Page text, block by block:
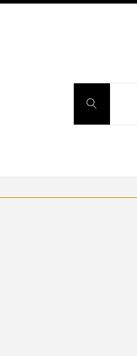
חפשו